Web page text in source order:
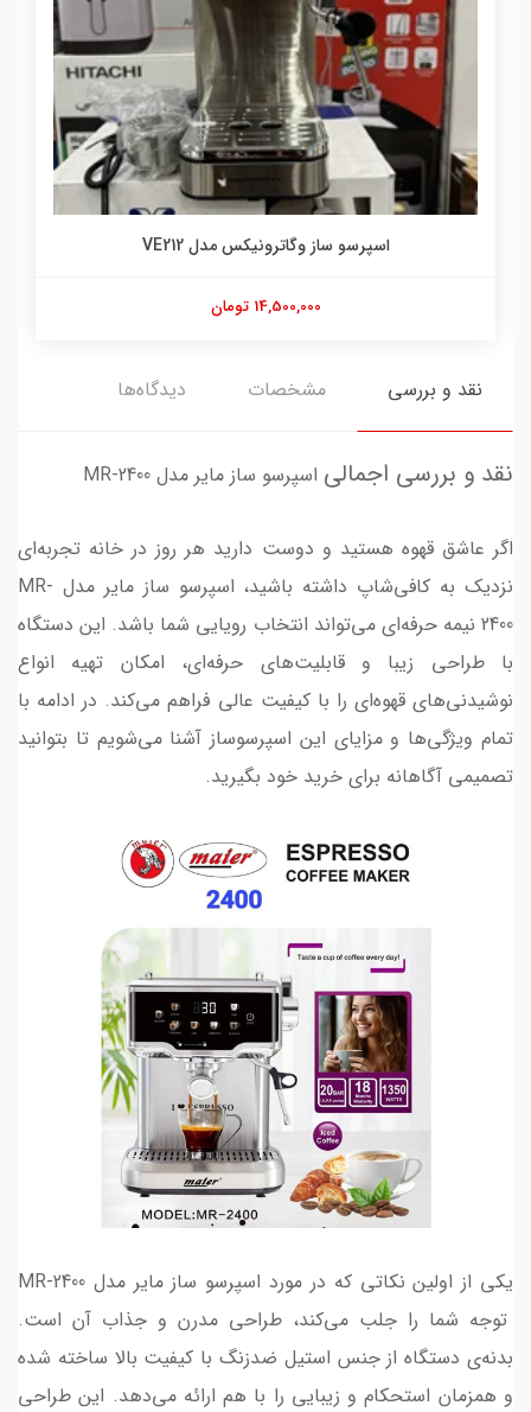
اسپرسو ساز وگاترونیکس مدل VE212
14,500,000 تومان
نقد و بررسی مشخصات دیدگاه‌ها
نقد و بررسی اجمالی اسپرسو ساز مایر مدل MR-2400
اگر عاشق قهوه هستید و دوست دارید هر روز در خانه تجربه‌ای
نزدیک به کافی‌شاپ داشته باشید، اسپرسو ساز مایر مدل MR-
2400 نیمه حرفه‌ای می‌تواند انتخاب رویایی شما باشد. این دستگاه
با طراحی زیبا و قابلیت‌های حرفه‌ای، امکان تهیه انواع
نوشیدنی‌های قهوه‌ای را با کیفیت عالی فراهم می‌کند. در ادامه با
تمام ویژگی‌ها و مزایای این اسپرسوساز آشنا می‌شویم تا بتوانید
تصمیمی آگاهانه برای خرید خود بگیرید.
یکی از اولین نکاتی که در مورد اسپرسو ساز مایر مدل MR-2400
توجه شما را جلب می‌کند، طراحی مدرن و جذاب آن است.
بدنه‌ی دستگاه از جنس استیل ضدزنگ با کیفیت بالا ساخته شده
و همزمان استحکام و زیبایی را با هم ارائه می‌دهد. این طراحی